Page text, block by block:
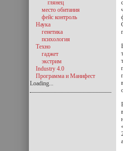
глянец
место обитания
фейс контроль
Наука
генетика
психология
Техно
гаджет
экстрим
Industry 4.0
Программа и Манифест
Loading...